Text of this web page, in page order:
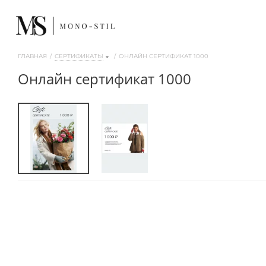
ГЛАВНАЯ / СЕРТИФИКАТЫ / ОНЛАЙН СЕРТИФИКАТ 1000
онлайн сертификат 1000